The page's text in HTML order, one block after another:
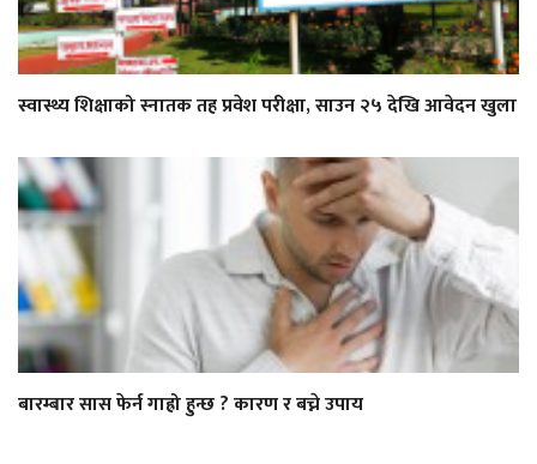
स्वास्थ्य शिक्षाको स्नातक तह प्रवेश परीक्षा, साउन २५ देखि आवेदन खुला
बारम्बार सास फेर्न गाह्रो हुन्छ ? कारण र बच्ने उपाय